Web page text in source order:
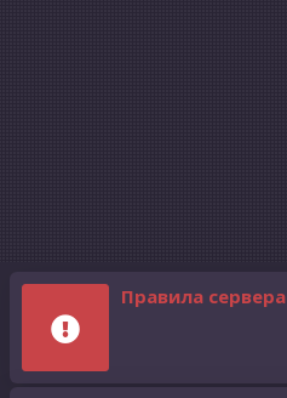
Правила сервера